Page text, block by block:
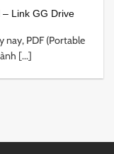
Link GG Drive
nay, PDF (Portable
[...]